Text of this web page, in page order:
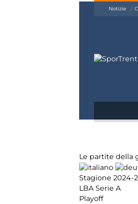
Notizie
Le partite della
Stagione 2024-
LBA Serie A
Playoff